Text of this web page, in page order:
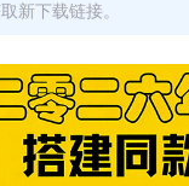
新下载链接。